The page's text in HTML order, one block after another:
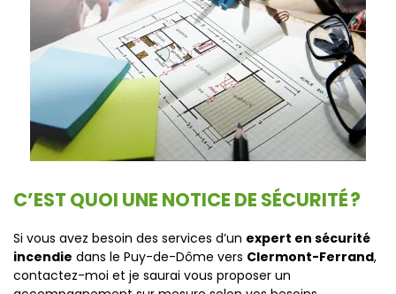
C’EST QUOI UNE NOTICE DE SÉCURITÉ ?
Si vous avez besoin des services d’un expert en sécurité
incendie dans le Puy-de-Dôme vers Clermont-Ferrand,
contactez-moi et je saurai vous proposer un